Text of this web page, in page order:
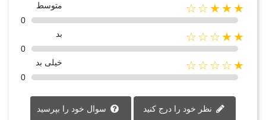
★★★☆☆
متوسط
0
★★☆☆☆
بد
0
★☆☆☆☆
خیلی بد
0
سوال خود را بپرسید